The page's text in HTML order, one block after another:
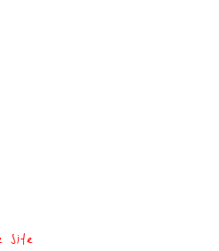
site